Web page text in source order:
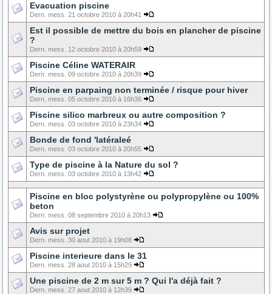
Evacuation piscine
Dern. mess. 21 octobre 2010 à 20h41
Est il possible de mettre du bois en plancher de piscine
?
Dern. mess. 12 octobre 2010 à 20h59
Piscine Céline WATERAIR
Dern. mess. 09 octobre 2010 à 20h39
Piscine en parpaing non terminée / risque pour hiver
Dern. mess. 05 octobre 2010 à 16h36
Piscine silico marbreux ou autre composition ?
Dern. mess. 03 octobre 2010 à 23h34
Bonde de fond 'latéraleé
Dern. mess. 03 octobre 2010 à 20h55
Type de piscine à la Nature du sol ?
Dern. mess. 03 octobre 2010 à 13h42
Piscine en bloc polystyrène ou polypropylène ou 100%
beton
Dern. mess. 08 septembre 2010 à 20h13
Avis sur projet
Dern. mess. 30 aout 2010 à 19h08
Piscine interieure dans le 31
Dern. mess. 28 aout 2010 à 15h29
Une piscine de 2 m sur 5 m ? Qui l'a déjà fait ?
Dern. mess. 27 aout 2010 à 12h39